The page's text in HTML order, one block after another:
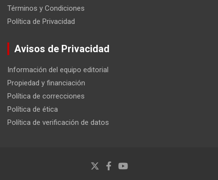
Términos y Condiciones
Política de Privacidad
Avisos de Privacidad
Información del equipo editorial
Propiedad y financiación
Política de correcciones
Política de ética
Política de verificación de datos